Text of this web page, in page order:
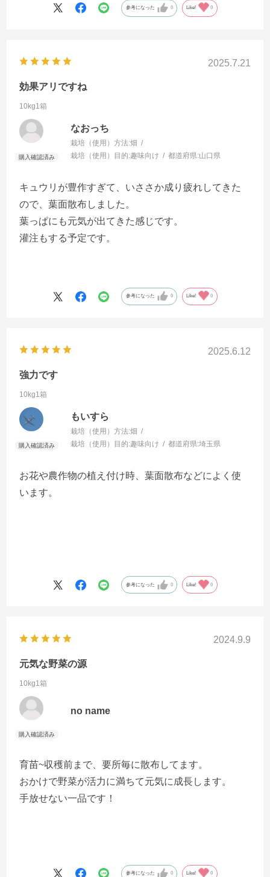
参考になった 0 Like! 0
2025.7.21
効果アリですね
10kg1箱
なおっち
栽培（使用）方法:畑
栽培（使用）目的:趣味向け 都道府県:山口県
キュウリが豊作すぎて、いささか成り疲れしてきた
ので、葉面散布しました。
葉っぱにも元気が出てきた感じです。
灌注もする予定です。
参考になった 0 Like! 0
2025.6.12
強力です
10kg1箱
もいすら
栽培（使用）方法:畑
栽培（使用）目的:趣味向け 都道府県:埼玉県
お花や農作物の植え付け時、葉面散布などによく使
います。
参考になった 0 Like! 0
2024.9.9
元気な野菜の源
10kg1箱
no name
育苗~収穫前まで、要所毎に散布してます。
おかけで野菜が活力に満ちて元気に成長します。
手放せない一品です！
参考になった 0 Like! 0